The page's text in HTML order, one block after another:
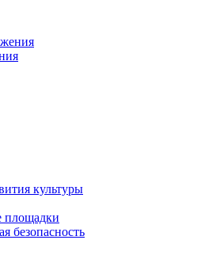
культуры
площадки
безопасность